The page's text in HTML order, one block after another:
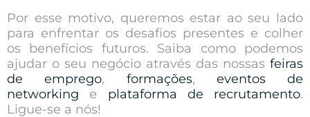
Por esse motivo, queremos estar ao seu lado
para enfrentar os desafios presentes e colher
os benefícios futuros. Saiba como podemos
ajudar o seu negócio através das nossas feiras
de emprego, formações, eventos de
networking e plataforma de recrutamento.
Ligue-se a nós!